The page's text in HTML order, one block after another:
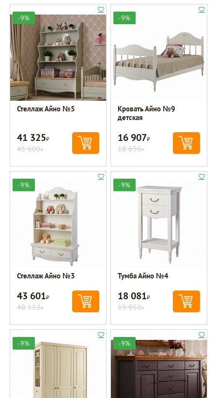
-9%
Стеллаж Айно №5
41 325Р
45 600Р
-9%
Кровать Айно №9
детская
16 907Р
18 656Р
-9%
Стеллаж Айно №3
43 601Р
48 112Р
-9%
Тумба Айно №4
18 081Р
19 952Р
-9% -9%